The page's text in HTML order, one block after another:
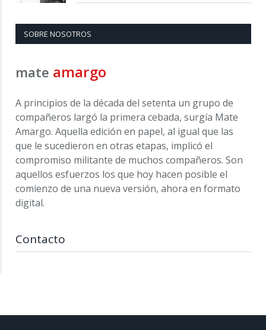
SOBRE NOSOTROS
mate amargo
A principios de la década del setenta un grupo de
compañeros largó la primera cebada, surgía Mate
Amargo. Aquella edición en papel, al igual que las
que le sucedieron en otras etapas, implicó el
compromiso militante de muchos compañeros. Son
aquellos esfuerzos los que hoy hacen posible el
comienzo de una nueva versión, ahora en formato
digital.
Contacto